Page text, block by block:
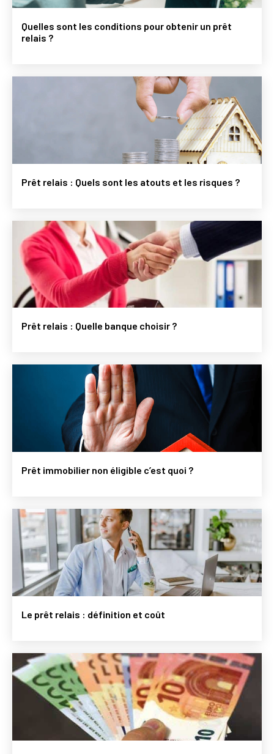
Quelles sont les conditions pour obtenir un prêt
relais ?
Prêt relais : Quels sont les atouts et les risques ?
Prêt relais : Quelle banque choisir ?
Prêt immobilier non éligible c’est quoi ?
Le prêt relais : définition et coût